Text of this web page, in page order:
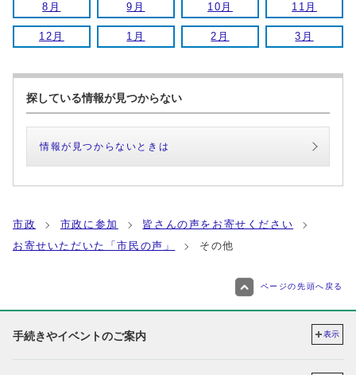
8月 9月 10月 11月
12月 1月 2月 3月
探している情報が見つからない
情報が見つからないときは
市政 市政に参加
皆さんの声をお寄せください
お寄せいただいた「市民の声」
その他
ページの先頭へ戻る
手続きやイベントのご案内 表示